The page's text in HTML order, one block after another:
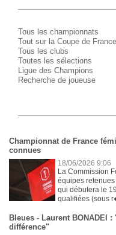
Tous les championnats
Tout sur la Coupe de France
Tous les clubs
Toutes les sélections
Ligue des Champions
Recherche de joueuse
Championnat de France
connues
18/06/2026 9:06
La Commission
équipes
qui débutera le
qualifiées (sous
Bleues - Laurent BONADEI
différence"